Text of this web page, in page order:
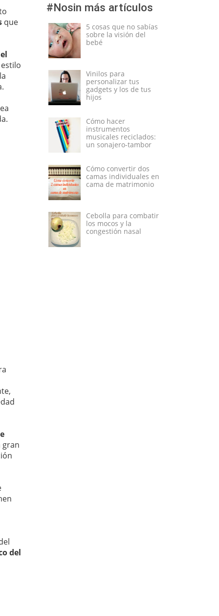
que
gran
del
#Nosin más artículos
5 cosas que no sabías
sobre la visión del
bebé
Vinilos para
personalizar tus
gadgets y los de tus
hijos
Cómo hacer
instrumentos
musicales reciclados:
un sonajero-tambor
Cómo convertir dos
camas individuales en
cama de matrimonio
Cebolla para combatir
los mocos y la
congestión nasal